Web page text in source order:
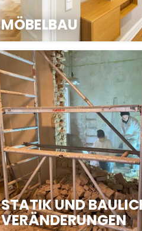
MÖBELBAU
STATIK UND
VERÄNDERUNGEN